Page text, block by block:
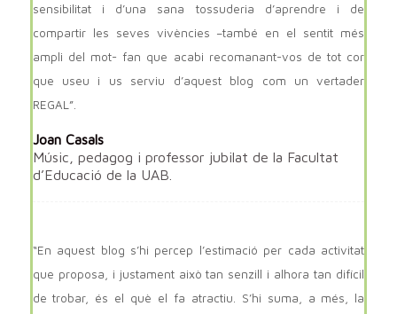
sensibilitat i d’una sana tossuderia d’aprendre i de
compartir les seves vivències –també en el sentit més
ampli del mot- fan que acabi recomanant-vos de tot cor
que useu i us serviu d’aquest blog com un vertader
REGAL”.
Joan Casals
Músic, pedagog i professor jubilat de la Facultat
d’Educació de la UAB.
“En aquest blog s’hi percep l’estimació per cada activitat
que proposa, i justament això tan senzill i alhora tan difícil
de trobar, és el què el fa atractiu. S’hi suma, a més, la